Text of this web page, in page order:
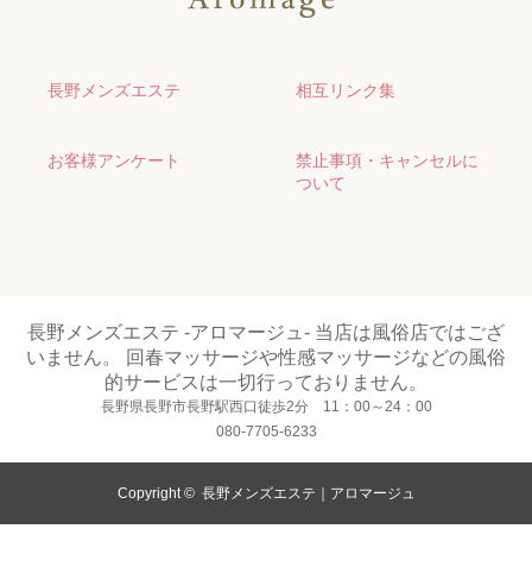
長野メンズエステ 相互リンク集
お客様アンケート
禁止事項・キャンセルに
ついて
長野メンズエステ -アロマージュ- 当店は風俗店ではござ
いません。 回春マッサージや性感マッサージなどの風俗
的サービスは一切行っておりません。
長野県長野市長野駅西口徒歩2分 11：00～24：00
080-7705-6233
Copyright © 長野メンズエステ｜アロマージュ